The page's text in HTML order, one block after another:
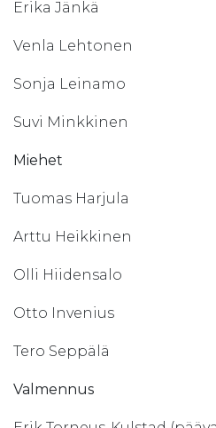
Erika Jänkä
Venla Lehtonen
Sonja Leinamo
Suvi Minkkinen
Miehet
Tuomas Harjula
Arttu Heikkinen
Olli Hiidensalo
Otto Invenius
Tero Seppälä
Valmennus